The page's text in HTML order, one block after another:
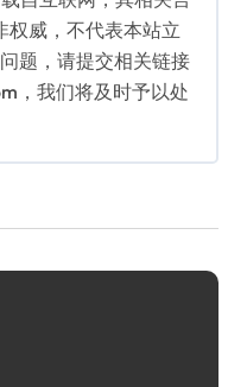
权威，不代表本站立
题，请提交相关链接
，我们将及时予以处